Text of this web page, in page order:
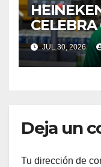
JUL 30, 2026
Deja un
Tu dirección de